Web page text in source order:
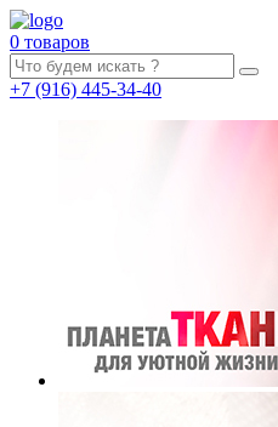
0 товаров
+7 (916) 445-34-40